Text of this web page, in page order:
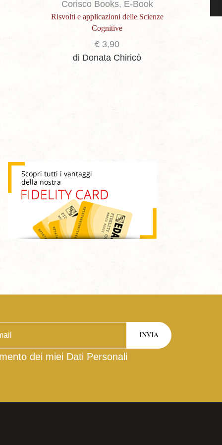
Corisco Books, E-Book
Risvolti e applicazioni delle Scienze
Cognitive
€ 3,90
di Donata Chiricò
dei miei Dati Personali